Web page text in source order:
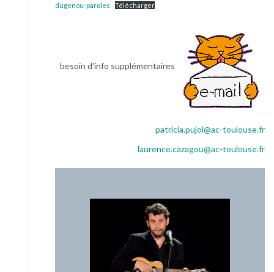
dugenou-paroles Télécharger
besoin d’info supplémentaires
patricia.pujol@ac-toulouse.fr
laurence.cazagou@ac-toulouse.fr